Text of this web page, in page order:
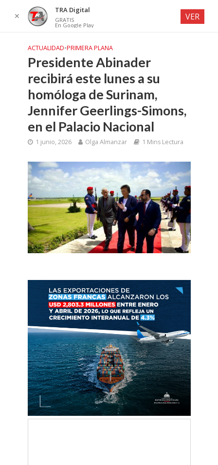
ACTUALIDAD•PRIMERA PLANA
Presidente Abinader
recibirá este lunes a su
homóloga de Surinam,
Jennifer Geerlings-Simons,
en el Palacio Nacional
1 junio, 2026 Olga Almanzar 1 Mins Lectura
✕
TRA Digital
GRATIS
En Google Play
VER